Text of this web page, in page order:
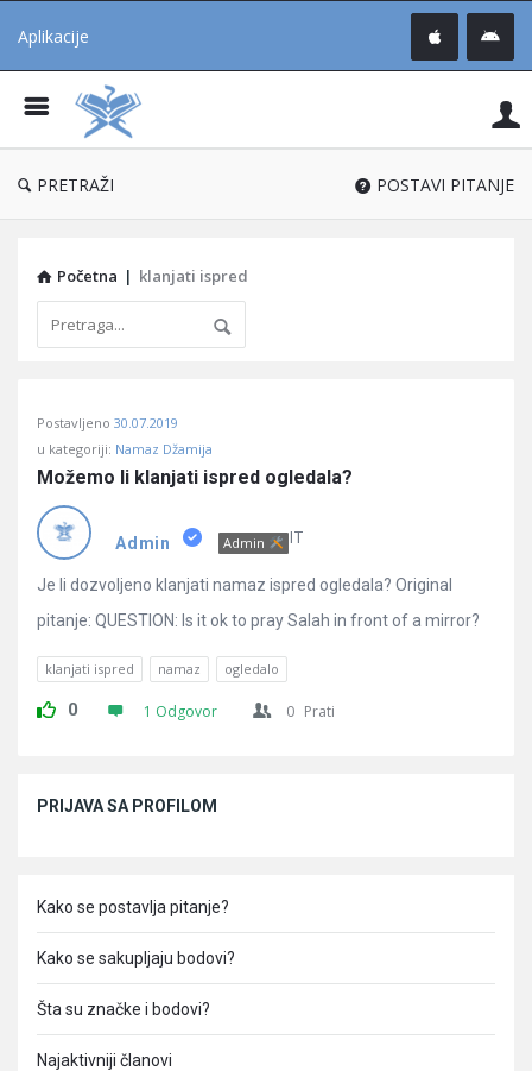
Aplikacije
®
PRETRAŽI POSTAVI PITANJE
Početna | klanjati ispred
Učene
Latest
Pitanja
Postavljeno 30.07.2019
u kategoriji: Namaz Džamija
Možemo li klanjati ispred ogledala?
Admin Admin IT
Je li dozvoljeno klanjati namaz ispred ogledala? Original
pitanje: QUESTION: Is it ok to pray Salah in front of a mirror?
klanjati ispred namaz ogledalo
0 1 Odgovor 0 Prati
PRIJAVA SA PROFILOM
Kako se postavlja pitanje?
Kako se sakupljaju bodovi?
Šta su značke i bodovi?
Najaktivniji članovi